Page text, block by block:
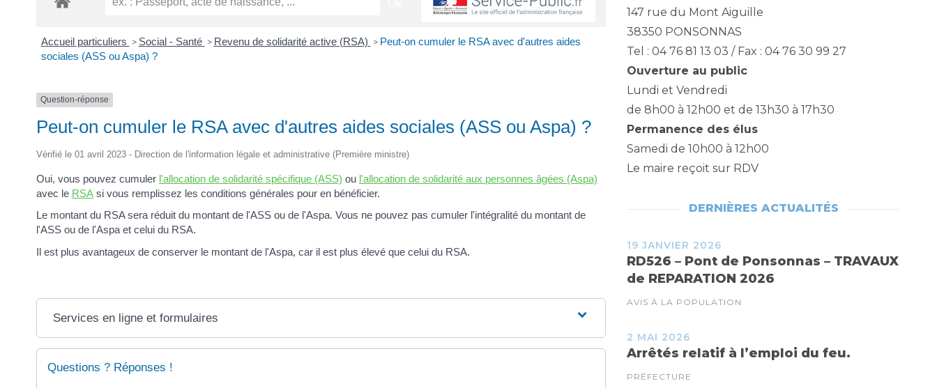
Accueil particuliers > Social - Santé > Revenu de solidarité active (RSA) > Peut-on cumuler le RSA avec d'autres aides
sociales (ASS ou Aspa) ?
Question-réponse
Peut-on cumuler le RSA avec d'autres aides sociales (ASS ou Aspa) ?
Vérifié le 01 avril 2023 - Direction de l'information légale et administrative (Première ministre)
Oui, vous pouvez cumuler l'allocation de solidarité spécifique (ASS) ou l'allocation de solidarité aux personnes âgées (Aspa)
avec le RSA si vous remplissez les conditions générales pour en bénéficier.
Le montant du RSA sera réduit du montant de l'ASS ou de l'Aspa. Vous ne pouvez pas cumuler l'intégralité du montant de
l'ASS ou de l'Aspa et celui du RSA.
Il est plus avantageux de conserver le montant de l'Aspa, car il est plus élevé que celui du RSA.
Services en ligne et formulaires
Questions ? Réponses !
147 rue du Mont Aiguille
38350 PONSONNAS
Tel : 04 76 81 13 03 / Fax : 04 76 30 99 27
Ouverture au public
Lundi et Vendredi
de 8h00 à 12h00 et de 13h30 à 17h30
Permanence des élus
Samedi de 10h00 à 12h00
Le maire reçoit sur RDV
DERNIÈRES ACTUALITÉS
19 JANVIER 2026
RD526 – Pont de Ponsonnas – TRAVAUX
de REPARATION 2026
AVIS À LA POPULATION
2 MAI 2026
Arrêtés relatif à l’emploi du feu.
PRÉFECTURE